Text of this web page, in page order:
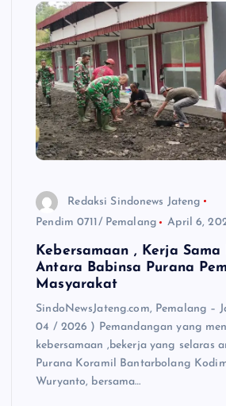
Redaksi Sindonews Jateng
Pendim 0711/ Pemalang
April 6,
Kebersamaan , Kerja Sama
Antara Babinsa Purana
Masyarakat
SindoNewsJateng.com, Pemalang –
04 / 2026 ) Pemandangan yang
kebersamaan ,bekerja yang selaras
Purana Koramil Bantarbolang
Wuryanto, bersama…